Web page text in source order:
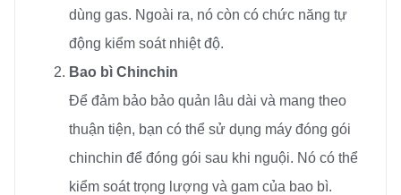
dùng gas. Ngoài ra, nó còn có chức năng tự
động kiểm soát nhiệt độ.
Bao bì Chinchin
Để đảm bảo bảo quản lâu dài và mang theo
thuận tiện, bạn có thể sử dụng máy đóng gói
chinchin để đóng gói sau khi nguội. Nó có thể
kiểm soát trọng lượng và gam của bao bì.